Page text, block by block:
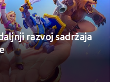
razvoj sadržaja